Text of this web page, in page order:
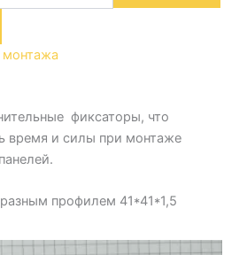
фиксаторы, что
время и силы при монтаже
профилем 41*41*1,5